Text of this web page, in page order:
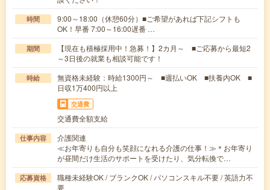
時間
9:00～18:00（休憩60分）■ご希望があれば下記シフトも
OK！早番 7:00～16:00遅番 …
期間
【現在も積極採用中！急募！】2カ月～ ■ご応募から最短2
～3日後の就業も相談可能です！
時給
無資格未経験：時給1300円～ ■週払いOK ■扶養内OK ■
日収1万400円以上
交通費
交通費全額支給
仕事内容
介護関連
≪お年寄りも自分も笑顔になれる介護の仕事！≫＊お年寄り
が昼間だけ生活のサポートを受けたり、気分転換で…
応募資格
職種未経験OK / ブランクOK / パソコンスキル不要 / 英語力不
要